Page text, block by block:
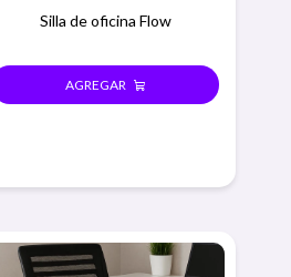
Silla de oficina Flow